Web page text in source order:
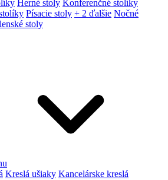
Herné stoly Konferenčné stolíky
Písacie stoly + 2 ďalšie Nočné
stoly
Kreslá ušiaky Kancelárske kreslá